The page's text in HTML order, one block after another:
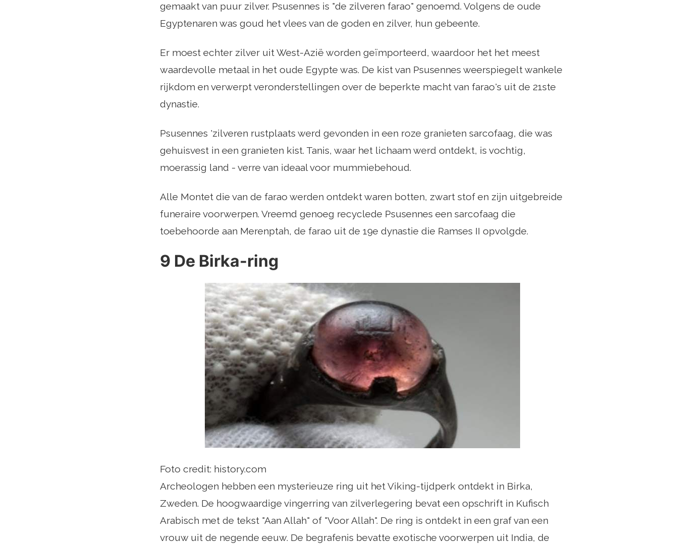
gemaakt van puur zilver. Psusennes is "de zilveren farao" genoemd. Volgens de oude
Egyptenaren was goud het vlees van de goden en zilver, hun gebeente.
Er moest echter zilver uit West-Azië worden geïmporteerd, waardoor het het meest
waardevolle metaal in het oude Egypte was. De kist van Psusennes weerspiegelt wankele
rijkdom en verwerpt veronderstellingen over de beperkte macht van farao's uit de 21ste
dynastie.
Psusennes 'zilveren rustplaats werd gevonden in een roze granieten sarcofaag, die was
gehuisvest in een granieten kist. Tanis, waar het lichaam werd ontdekt, is vochtig,
moerassig land - verre van ideaal voor mummiebehoud.
Alle Montet die van de farao werden ontdekt waren botten, zwart stof en zijn uitgebreide
funeraire voorwerpen. Vreemd genoeg recyclede Psusennes een sarcofaag die
toebehoorde aan Merenptah, de farao uit de 19e dynastie die Ramses II opvolgde.
9 De Birka-ring
Foto credit: history.com
Archeologen hebben een mysterieuze ring uit het Viking-tijdperk ontdekt in Birka,
Zweden. De hoogwaardige vingerring van zilverlegering bevat een opschrift in Kufisch
Arabisch met de tekst "Aan Allah" of "Voor Allah". De ring is ontdekt in een graf van een
vrouw uit de negende eeuw. De begrafenis bevatte exotische voorwerpen uit India, de